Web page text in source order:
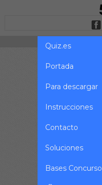
Quiz.es
Portada
Para descargar
Instrucciones
Contacto
Soluciones
Bases Concurso